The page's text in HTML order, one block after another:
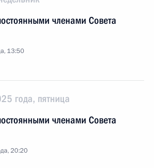
членами Совета
13:50
года, пятница
членами Совета
20:20